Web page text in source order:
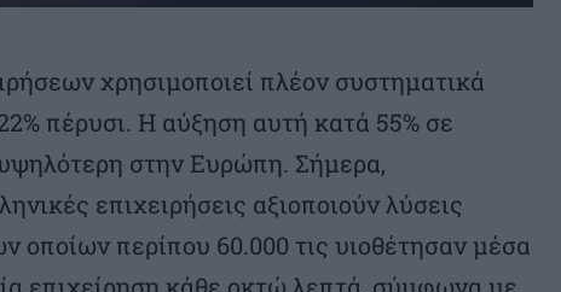
χρησιμοποιεί πλέον συστηματικά
πέρυσι. Η αύξηση αυτή κατά 55% σε
στην Ευρώπη. Σήμερα,
επιχειρήσεις αξιοποιούν λύσεις
περίπου 60.000 τις υιοθέτησαν μέσα